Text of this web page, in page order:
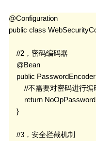
@Configuration
public class
    //2，密码编码器
    @Bean
public
//不需要对密码进行编
return
    }
    //3，安全拦截机制